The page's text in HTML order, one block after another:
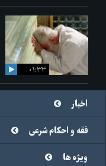
۰۱:۳۳
اخبار
فقه و احکام شرعی
ویژه ها